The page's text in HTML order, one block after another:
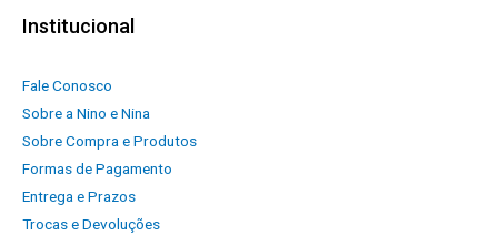
Institucional
Fale Conosco
Sobre a Nino e Nina
Sobre Compra e Produtos
Formas de Pagamento
Entrega e Prazos
Trocas e Devoluções